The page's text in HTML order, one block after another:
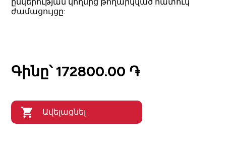
ժամացույցը:
Գինը՝ 172800.00 ֏
Ավելացնել